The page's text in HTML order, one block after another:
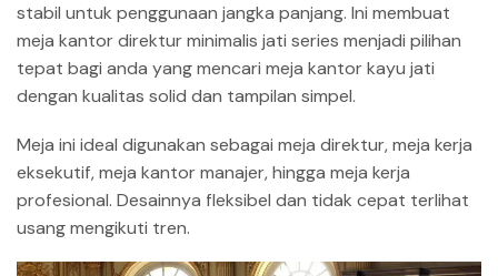
stabil untuk penggunaan jangka panjang. Ini membuat
meja kantor direktur minimalis jati series menjadi pilihan
tepat bagi anda yang mencari meja kantor kayu jati
dengan kualitas solid dan tampilan simpel.
Meja ini ideal digunakan sebagai meja direktur, meja kerja
eksekutif, meja kantor manajer, hingga meja kerja
profesional. Desainnya fleksibel dan tidak cepat terlihat
usang mengikuti tren.